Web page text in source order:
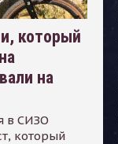
который
на
в СИЗО
который